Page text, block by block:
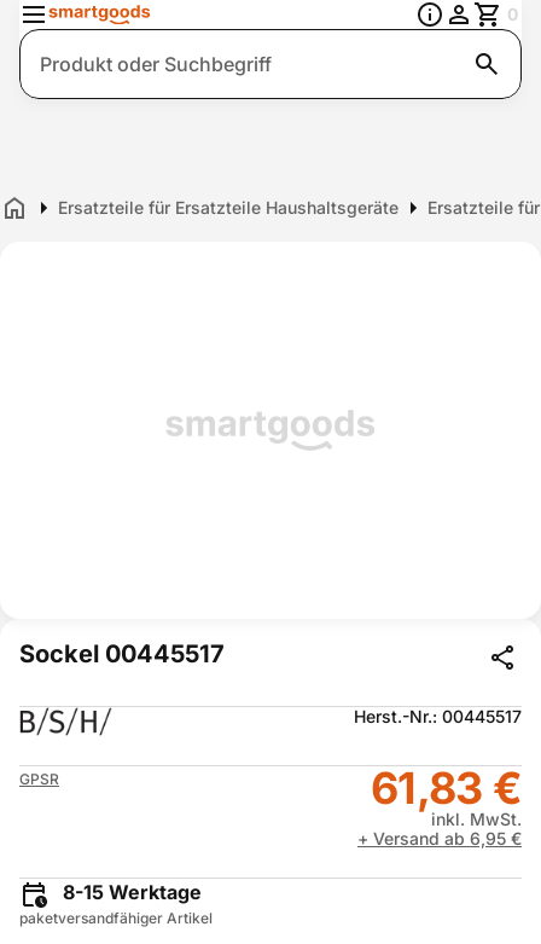
Suche
0
Home Ersatzteile für Ersatzteile Haushaltsgeräte Ersatzteile
Sockel 00445517
Herst.-Nr.: 00445517
GPSR 61,83 €
inkl. MwSt.
+ Versand ab 6,95 €
8-15 Werktage
paketversandfähiger Artikel